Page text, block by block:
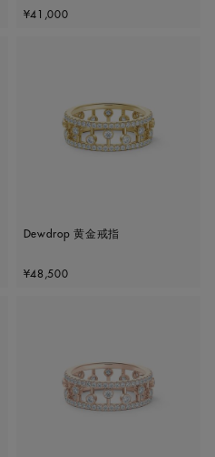
Original price
¥41,000
Dewdrop 黄金戒指
Original price
¥48,500